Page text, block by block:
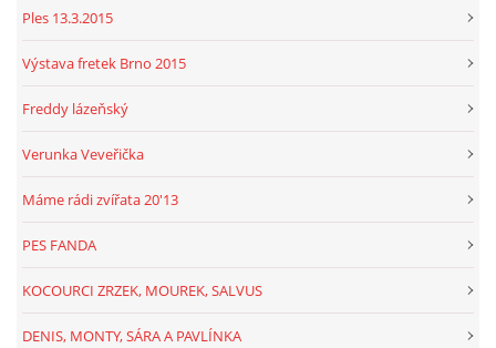
Ples 13.3.2015
Výstava fretek Brno 2015
Freddy lázeňský
Verunka Veveřička
Máme rádi zvířata 20'13
PES FANDA
KOCOURCI ZRZEK, MOUREK, SALVUS
DENIS, MONTY, SÁRA A PAVLÍNKA